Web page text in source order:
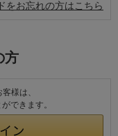
をお忘れの方はこちら
方
様は、
できます。